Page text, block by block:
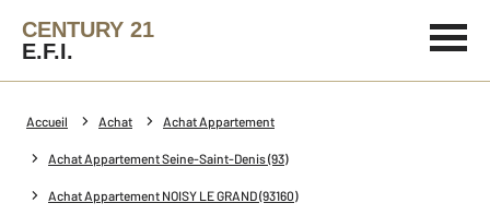
CENTURY 21
E.F.I.
Accueil Achat Achat Appartement
Achat Appartement Seine-Saint-Denis (93)
Achat Appartement NOISY LE GRAND (93160)